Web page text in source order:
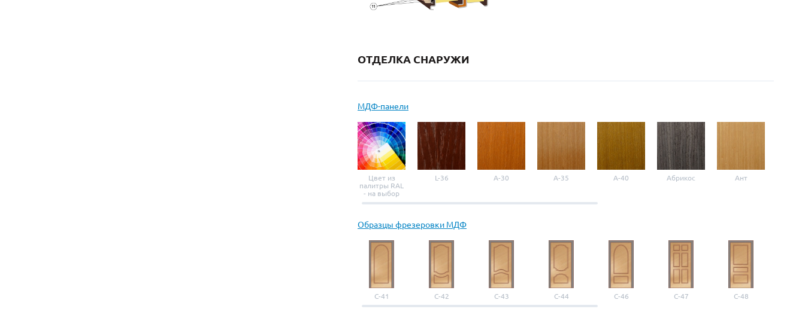
ОТДЕЛКА СНАРУЖИ
МДФ-панели
Цвет из
палитры RAL
- на выбор
L-36 A-30 A-35 A-40 Абрикос Ант
Образцы фрезеровки МДФ
С-41 С-42 С-43 С-44 С-46 С-47 С-48